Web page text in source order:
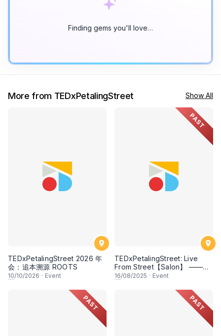
Finding gems you'll love…
More from TEDxPetalingStreet Show All
TEDxPetalingStreet 2026 年
会：追本溯源 ROOTS
10/10/2026 · Event
PAST
TEDxPetalingStreet: Live
From Street【Salon】 ——
《说唱·刘以鬯——南洋花样年
16/08/2025 · Event
PAST PAST